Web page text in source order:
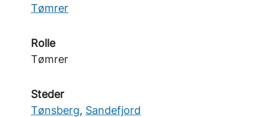
Tømrer
Rolle
Tømrer
Steder
Tønsberg, Sandefjord